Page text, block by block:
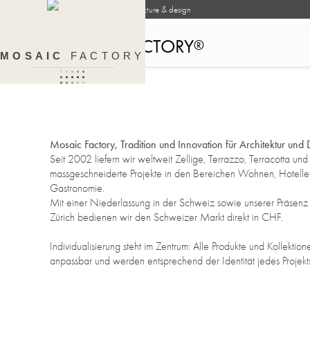
MOSAIC FACTORY
Handcrafted surfaces for architecture & design
MOSAIC FACTORY®
Mosaic Factory, Tradition und Innovation für Architektur und
Seit 2002 liefern wir weltweit Zellige, Terrazzo, Terracotta und
massgeschneiderte Projekte in den Bereichen Wohnen,
Gastronomie.
Mit einer Niederlassung in der Schweiz sowie unserer
Zürich bedienen wir den Schweizer Markt direkt in CHF.
Individualisierung steht im Zentrum: Alle Produkte und
anpassbar und werden entsprechend der Identität jedes